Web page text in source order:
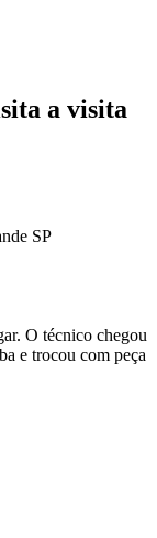
a visita
SP
O técnico chegou
e trocou com peça